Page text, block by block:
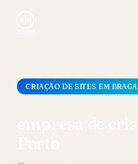
CRIAÇÃO DE SITES EM BRAGA